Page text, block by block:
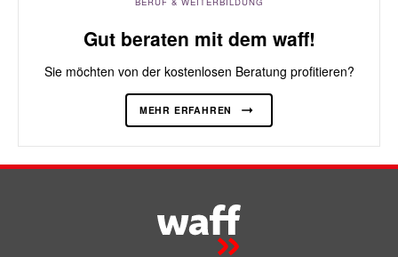
Gut beraten mit dem waff!
Sie möchten von der kostenlosen Beratung profitieren?
MEHR ERFAHREN